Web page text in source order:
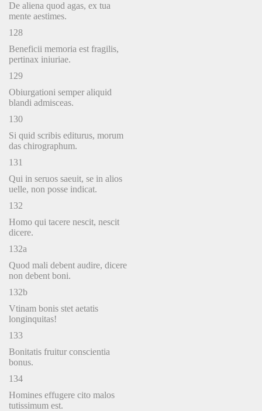
De aliena quod agas, ex tua
mente aestimes.
128
Beneficii memoria est fragilis,
pertinax iniuriae.
129
Obiurgationi semper aliquid
blandi admisceas.
130
Si quid scribis editurus, morum
das chirographum.
131
Qui in seruos saeuit, se in alios
uelle, non posse indicat.
132
Homo qui tacere nescit, nescit
dicere.
132a
Quod mali debent audire, dicere
non debent boni.
132b
Vtinam bonis stet aetatis
longinquitas!
133
Bonitatis fruitur conscientia
bonus.
134
Homines effugere cito malos
tutissimum est.